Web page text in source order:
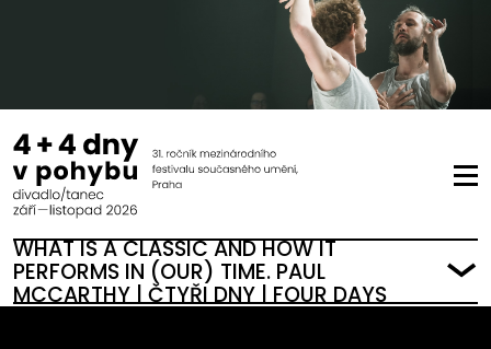
WHAT IS A CLASSIC AND HOW IT
PERFORMS IN (OUR) TIME. PAUL
MCCARTHY | ČTYŘI DNY | FOUR DAYS